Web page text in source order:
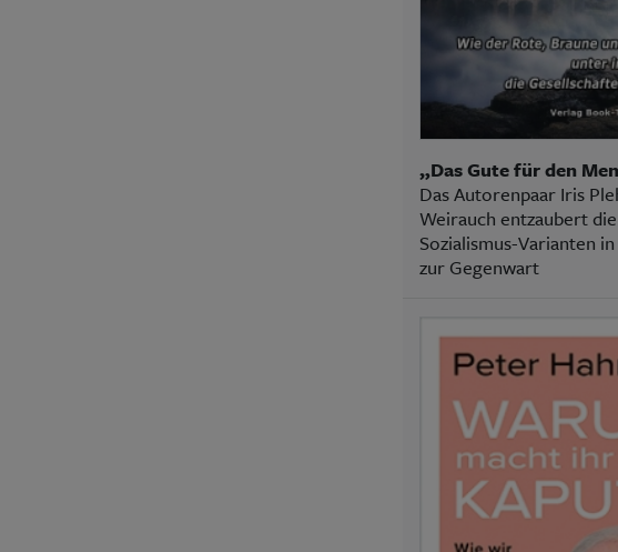
„Das Gute für den
Das Autorenpaar Iris
Weirauch entzaubert
Sozialismus-Varianten
zur Gegenwart